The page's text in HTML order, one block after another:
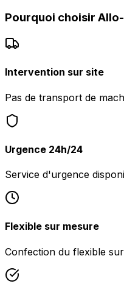
Pourquoi choisir
Intervention sur site
Pas de transport de
Urgence 24h/24
Service d'urgence
Flexible sur mesure
Confection du flexible